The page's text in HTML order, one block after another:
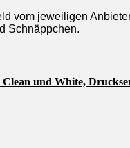
vom jeweiligen
Schnäppchen.
und White,